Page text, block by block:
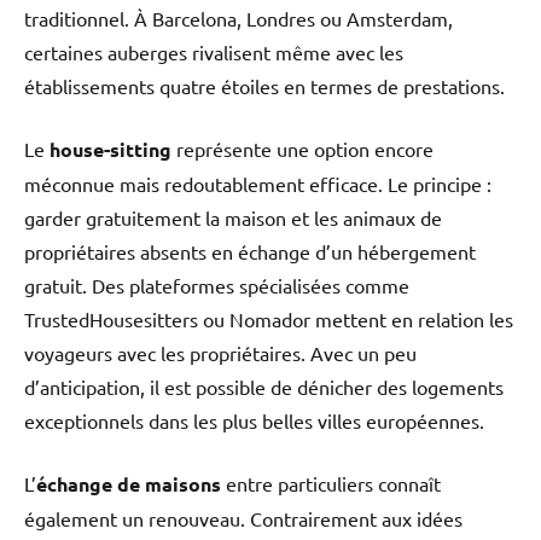
traditionnel. À Barcelona, Londres ou Amsterdam,
certaines auberges rivalisent même avec les
établissements quatre étoiles en termes de prestations.
Le house-sitting représente une option encore
méconnue mais redoutablement efficace. Le principe :
garder gratuitement la maison et les animaux de
propriétaires absents en échange d’un hébergement
gratuit. Des plateformes spécialisées comme
TrustedHousesitters ou Nomador mettent en relation les
voyageurs avec les propriétaires. Avec un peu
d’anticipation, il est possible de dénicher des logements
exceptionnels dans les plus belles villes européennes.
L’échange de maisons entre particuliers connaît
également un renouveau. Contrairement aux idées